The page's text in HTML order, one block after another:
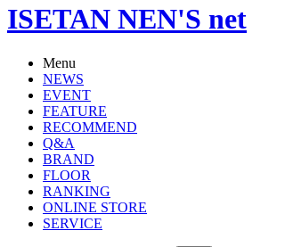
ISETAN NEN'S net
Menu
NEWS
EVENT
FEATURE
RECOMMEND
Q&A
BRAND
FLOOR
RANKING
ONLINE STORE
SERVICE